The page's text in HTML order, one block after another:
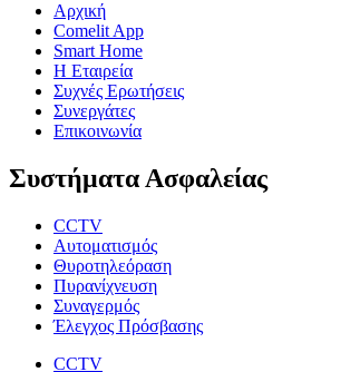
Αρχική
Comelit App
Smart Home
Η Εταιρεία
Συχνές Ερωτήσεις
Συνεργάτες
Επικοινωνία
Συστήματα Ασφαλείας
CCTV
Αυτοματισμός
Θυροτηλεόραση
Πυρανίχνευση
Συναγερμός
Έλεγχος Πρόσβασης
CCTV